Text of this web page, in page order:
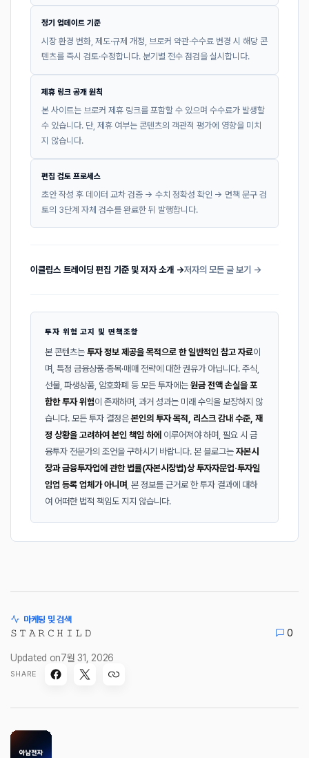
정기 업데이트 기준
시장 환경 변화, 제도·규제 개정, 브로커 약관·수수료 변경 시 해당 콘
텐츠를 즉시 검토·수정합니다. 분기별 전수 점검을 실시합니다.
제휴 링크 공개 원칙
본 사이트는 브로커 제휴 링크를 포함할 수 있으며 수수료가 발생할
수 있습니다. 단, 제휴 여부는 콘텐츠의 객관적 평가에 영향을 미치
지 않습니다.
편집 검토 프로세스
초안 작성 후 데이터 교차 검증 → 수치 정확성 확인 → 면책 문구 검
토의 3단계 자체 검수를 완료한 뒤 발행합니다.
이클립스 트레이딩 편집 기준 및 저자 소개 →저자의 모든 글 보기 →
투자 위험 고지 및 면책조항
본 콘텐츠는 투자 정보 제공을 목적으로 한 일반적인 참고 자료이
며, 특정 금융상품·종목·매매 전략에 대한 권유가 아닙니다. 주식,
선물, 파생상품, 암호화폐 등 모든 투자에는 원금 전액 손실을 포
함한 투자 위험이 존재하며, 과거 성과는 미래 수익을 보장하지 않
습니다. 모든 투자 결정은본인의 투자 목적, 리스크 감내 수준, 재
정 상황을 고려하여 본인 책임 하에 이루어져야 하며, 필요 시 금
융투자 전문가의 조언을 구하시기 바랍니다. 본 블로그는 자본시
장과 금융투자업에 관한 법률(자본시장법)상 투자자문업·투자일
임업 등록 업체가 아니며 , 본 정보를 근거로 한 투자 결과에 대하
여 어떠한 법적 책임도 지지 않습니다.
마케팅 및 검색
𝚂 𝚃 𝙰 𝚁 𝙲 𝙷 𝙸 𝙻 𝙳 0
Updated on7월 31, 2026
SHARE